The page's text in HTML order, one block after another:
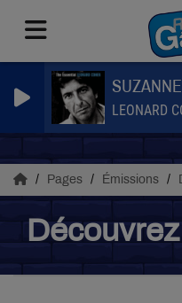
SUZANNE
LEONARD
Pages Émissions